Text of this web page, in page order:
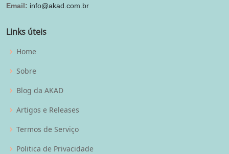
Email: info@akad.com.br
Links úteis
Home
Sobre
Blog da AKAD
Artigos e Releases
Termos de Serviço
Politica de Privacidade